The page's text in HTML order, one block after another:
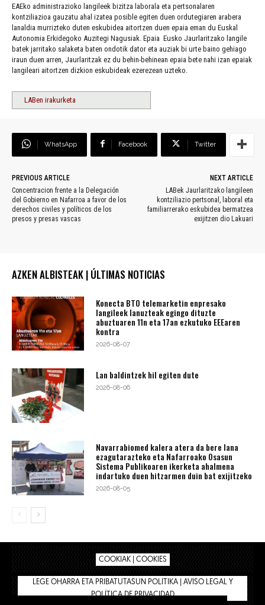
EAEko administrazioko langileek bizitza laborala eta pertsonalaren
kontziliazioa gauzatu ahal izatea posible egiten duen ordutegiaren arabera
lanaldia murrizteko duten eskubidea aitortzen duen epaia eman du Euskal
Autonomia Erkidegoko Auzitegi Nagusiak. Epaia Eusko Jaurlaritzako langile
batek jarritako salaketa baten ondotik dator eta auziak bi urte baino gehiago
iraun duen arren, Jaurlaritzak ez du behin-behinean epaia bete nahi izan epaiak
langileari aitortzen dizkion eskubideak ezerezean uzteko.
LABen irakurketa
WhatsApp Facebook Twitter
PREVIOUS ARTICLE
Concentracion frente a la Delegación
del Gobierno en Nafarroa a favor de los
derechos civiles y políticos de los
presos y presas vascas
NEXT ARTICLE
LABek Jaurlaritzako langileen
kontziliazio pertsonal, laboral eta
familiarrerako eskubidea bermatzea
exijitzen dio Lakuari
AZKEN ALBISTEAK | ÚLTIMAS NOTICIAS
Konecta BTO telemarketin enpresako
langileek lanuzteak egingo dituzte
abuztuaren 11n eta 17an ezkutuko EEEaren
kontra
2026-08-07
Lan baldintzek hil egiten dute
2026-08-06
Navarrabiomed kalera atera da bere lana
ezagutarazteko eta Nafarroako Osasun
Sistema Publikoaren ikerketa ahalmena
indartuko duen hitzarmen duin bat exijitzeko
2026-08-05
COOKIAK | COOKIES
LEGE OHARRA ETA PRIBATUTASUN POLITIKA | AVISO LEGAL Y
POLÍTICA DE PRIVACIDAD